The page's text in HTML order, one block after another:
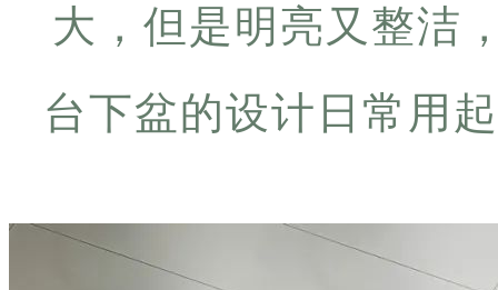
大，但是明亮又整洁
台下盆的设计日常用